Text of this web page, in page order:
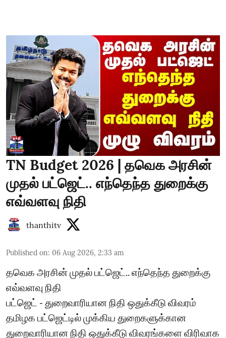
TN Budget 2026 | தவெக அரசின்
முதல் பட்ஜெட்.. எந்தெந்த துறைக்கு
எவ்வளவு நிதி
thanthitv
Published on: 06 Aug 2026, 2:33 am
தவெக அரசின் முதல் பட்ஜெட்.. எந்தெந்த துறைக்கு
எவ்வளவு நிதி
பட்ஜெட் - துறைவாரியான நிதி ஒதுக்கீடு விவரம்
தமிழக பட்ஜெட்டில் முக்கிய துறைகளுக்கான
துறைவாரியான நிதி ஒதுக்கீடு விவரங்களை விரிவாக